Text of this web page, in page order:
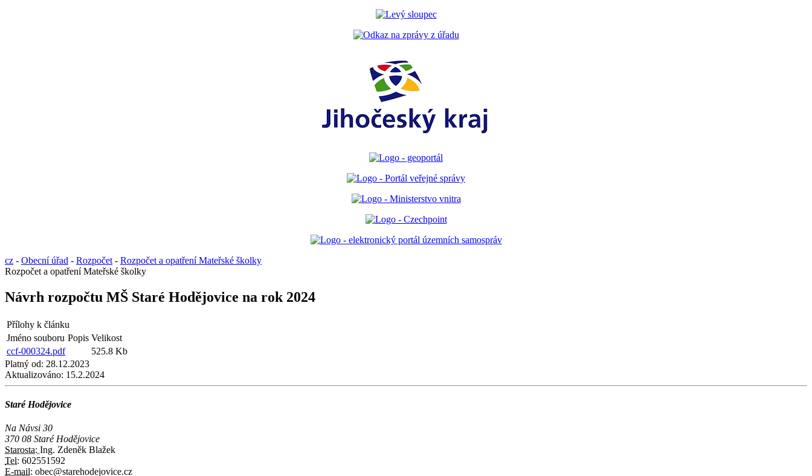
cz - Obecní úřad - Rozpočet - Rozpočet a opatření Mateřské školky
Rozpočet a opatření Mateřské školky
Návrh rozpočtu MŠ Staré Hodějovice na rok 2024
Přílohy k článku
Jméno souboru Popis Velikost
ccf-000324.pdf
525.8 Kb
Platný od: 28.12.2023
Aktualizováno: 15.2.2024
Staré Hodějovice
Na Návsi 30
370 08 Staré Hodějovice
Starosta: Ing. Zdeněk Blažek
Tel: 602551592
E-mail: obec@starehodejovice.cz